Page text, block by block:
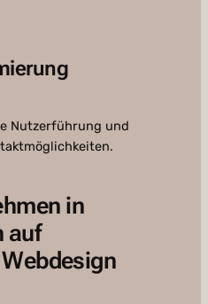
Nutzerführung und
in
auf